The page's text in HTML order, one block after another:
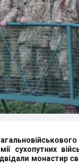
сухопутних
монастир